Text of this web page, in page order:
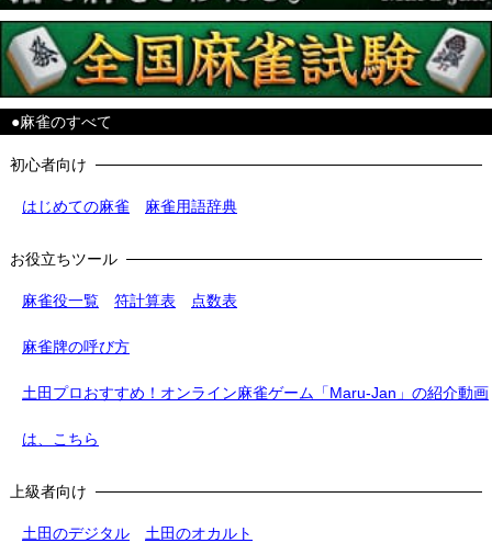
●麻雀のすべて
初心者向け
はじめての麻雀 麻雀用語辞典
お役立ちツール
麻雀役一覧 符計算表 点数表
麻雀牌の呼び方
土田プロおすすめ！オンライン麻雀ゲーム「Maru-Jan」の紹介動画
は、こちら
上級者向け
土田のデジタル 土田のオカルト